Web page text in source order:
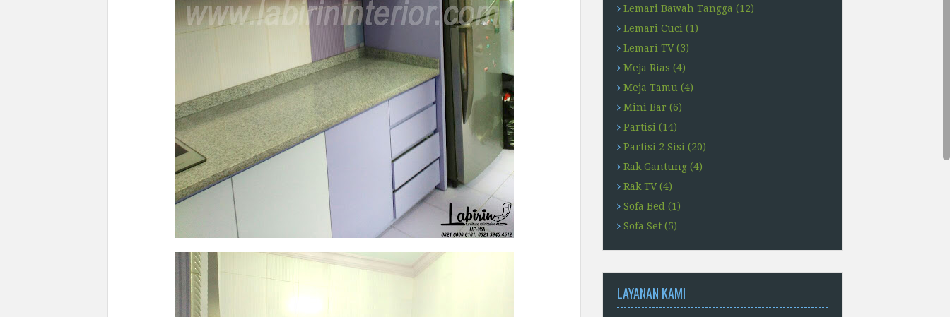
Lemari Bawah Tangga (12)
Lemari Cuci (1)
Lemari TV (3)
Meja Rias (4)
Meja Tamu (4)
Mini Bar (6)
Partisi (14)
Partisi 2 Sisi (20)
Rak Gantung (4)
Rak TV (4)
Sofa Bed (1)
Sofa Set (5)
LAYANAN KAMI